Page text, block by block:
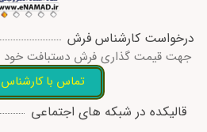
درخواست کارشناس فرش
جهت قیمت گذاری فرش دستبافت خود ،
تماس با
قالیکده در شبکه های اجتماعی
F
T